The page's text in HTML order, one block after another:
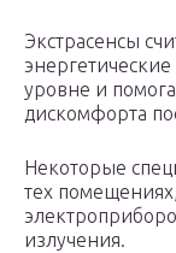
Экстрасенсы
уровне и
дискомфорта
Некоторые
тех
излучения.